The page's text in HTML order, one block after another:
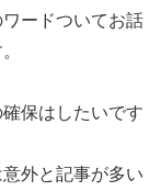
ードついてお話
保はしたいです
外と記事が多い